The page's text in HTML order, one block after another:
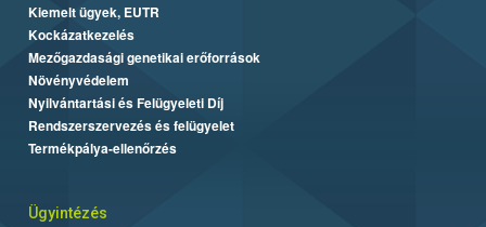
Kiemelt ügyek, EUTR
Kockázatkezelés
Mezőgazdasági genetikai erőforrások
Növényvédelem
Nyilvántartási és Felügyeleti Díj
Rendszerszervezés és felügyelet
Termékpálya-ellenőrzés
Ügyintézés